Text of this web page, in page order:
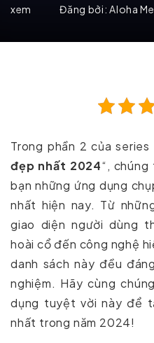
xem
Đăng bởi:Aloha
Trong phần 2 của series
đẹp nhất 2024“,
bạn những ứng dụng
nhất hiện nay. Từ
giao diện người dùng
hoài cổ đến công nghệ
danh sách này đều
nghiệm. Hãy cùng
dụng tuyệt vời này để
nhất trong năm 2024!